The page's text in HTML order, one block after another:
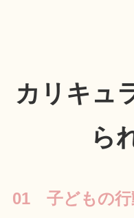
カリキュ
ら
01 子どもの行